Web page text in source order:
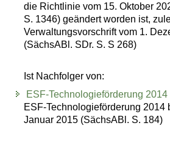
die Richtlinie vom 15. Oktober
S. 1346) geändert worden ist,
Verwaltungsvorschrift vom 1.
(SächsABl. SDr. S. S 268)
Ist Nachfolger von:
ESF-Technologieförderung
ESF-Technologieförderung 2014
Januar 2015 (SächsABl. S. 184)